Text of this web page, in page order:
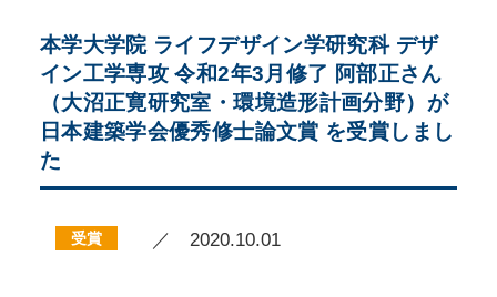
本学大学院 ライフデザイン学研究科 デザ
イン工学専攻 令和2年3月修了 阿部正さん
（大沼正寛研究室・環境造形計画分野）が
日本建築学会優秀修士論文賞 を受賞しまし
た
受賞 ／ 2020.10.01